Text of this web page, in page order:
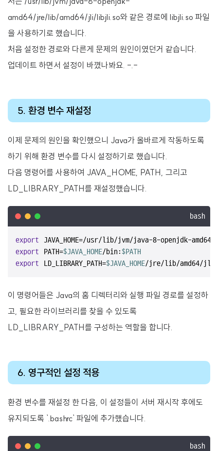
amd64/jre/lib/amd64/jli/libjli.so와 같은 경로에 libjli.so 파일
을 사용하기로 했습니다.
처음 설정한 경로와 다른게 문제의 원인이였던거 같습니다.
업데이트 하면서 설정이 바꼈나봐요. -.-
5. 환경 변수 재설정
이제 문제의 원인을 확인했으니 Java가 올바르게 작동하도록
하기 위해 환경 변수를 다시 설정하기로 했습니다.
다음 명령어를 사용하여 JAVA_HOME, PATH, 그리고
LD_LIBRARY_PATH를 재설정했습니다.
bash
export
export PATH=$JAVA_HOME/bin:$PATH
export LD_LIBRARY_PATH=$JAVA_HOME/jre/lib/amd64/
이 명령어들은 Java의 홈 디렉터리와 실행 파일 경로를 설정하
고, 필요한 라이브러리를 찾을 수 있도록
LD_LIBRARY_PATH를 구성하는 역할을 합니다.
6. 영구적인 설정 적용
환경 변수를 재설정 한 다음, 이 설정들이 서버 재시작 후에도
유지되도록 `.bashrc` 파일에 추가했습니다.
bash